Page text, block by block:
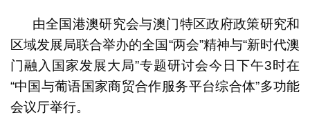
由全国港澳研究会与澳门特区政府政策研究和
区域发展局联合举办的全国“两会”精神与“新时代澳
门融入国家发展大局”专题研讨会今日下午3时在
“中国与葡语国家商贸合作服务平台综合体”多功能
会议厅举行。